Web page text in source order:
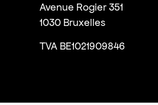
Avenue Rogier 351
1030 Bruxelles
TVA BE1021909846